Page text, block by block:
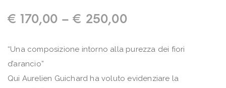
€ 170,00 –€ 250,00
“Una composizione intorno alla purezza dei fiori
d’arancio”
Qui Aurelien Guichard ha voluto evidenziare la